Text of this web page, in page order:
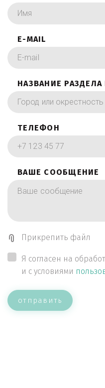
E-MAIL
НАЗВАНИЕ
ТЕЛЕФОН
ВАШЕ СООБЩЕНИЕ
Прикрепить файл
Я согласен на
и с условиями
отправить